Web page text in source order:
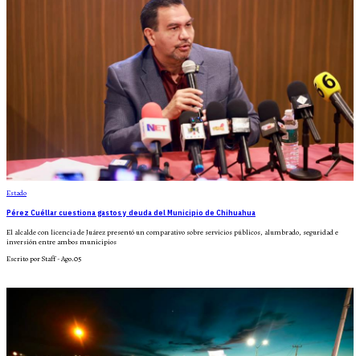
Estado
Pérez Cuéllar cuestiona gastos y deuda del Municipio de Chihuahua
El alcalde con licencia de Juárez presentó un comparativo sobre servicios públicos, alumbrado, seguridad e
inversión entre ambos municipios
Escrito por Staff - Ago.05